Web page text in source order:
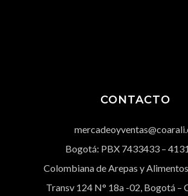
CONTACTO
Bogotá: PBX 7433433–
Colombiana de Arepas y
Transv 124 N° 18a -02, Bogotá –